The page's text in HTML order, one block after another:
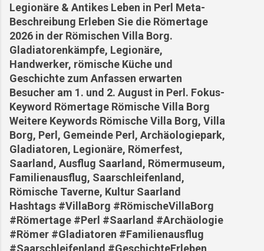
Legionäre & Antikes Leben in Perl Meta-
Beschreibung Erleben Sie die Römertage
2026 in der Römischen Villa Borg.
Gladiatorenkämpfe, Legionäre,
Handwerker, römische Küche und
Geschichte zum Anfassen erwarten
Besucher am 1. und 2. August in Perl. Fokus-
Keyword Römertage Römische Villa Borg
Weitere Keywords Römische Villa Borg, Villa
Borg, Perl, Gemeinde Perl, Archäologiepark,
Gladiatoren, Legionäre, Römerfest,
Saarland, Ausflug Saarland, Römermuseum,
Familienausflug, Saarschleifenland,
Römische Taverne, Kultur Saarland
Hashtags #VillaBorg #RömischeVillaBorg
#Römertage #Perl #Saarland #Archäologie
#Römer #Gladiatoren #Familienausflug
#Saarschleifenland #GeschichteErleben